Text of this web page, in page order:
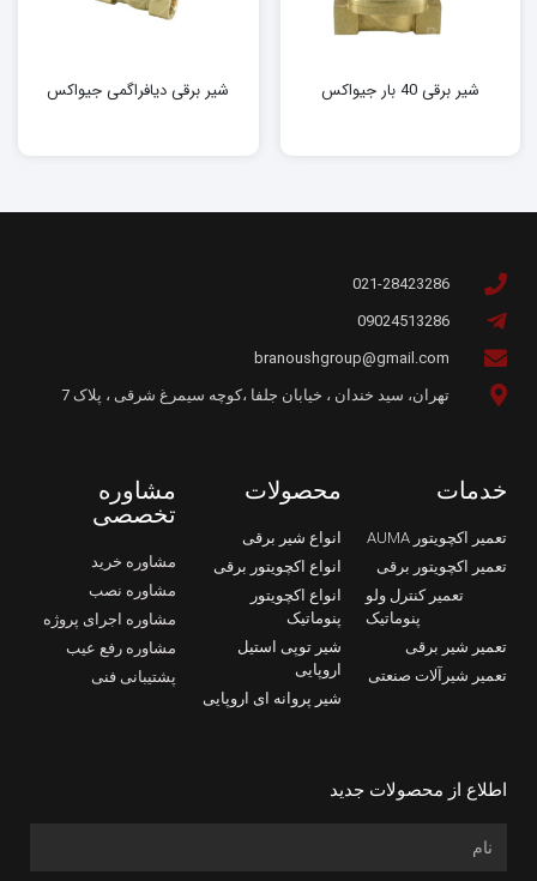
شیر برقی 40 بار جیواکس شیر برقی دیافراگمی جیواکس
021-28423286
09024513286
branoushgroup@gmail.com
تهران، سید خندان ، خیابان جلفا ،کوچه سیمرغ شرقی ، پلاک 7
خدمات
تعمیر اکچویتور AUMA
تعمیر اکچویتور برقی
تعمیر کنترل ولو
پنوماتیک
تعمیر شیر برقی
تعمیر شیرآلات صنعتی
محصولات
انواع شیر برقی
انواع اکچویتور برقی
انواع اکچویتور
پنوماتیک
شیر توپی استیل
اروپایی
شیر پروانه ای اروپایی
مشاوره
تخصصی
مشاوره خرید
مشاوره نصب
مشاوره اجرای پروژه
مشاوره رفع عیب
پشتیبانی فنی
اطلاع از محصولات جدید